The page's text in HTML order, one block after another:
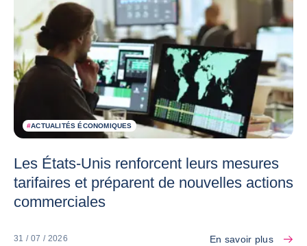
#ACTUALITÉS ÉCONOMIQUES
Les États-Unis renforcent leurs mesures
tarifaires et préparent de nouvelles actions
commerciales
31 / 07 / 2026 En savoir plus